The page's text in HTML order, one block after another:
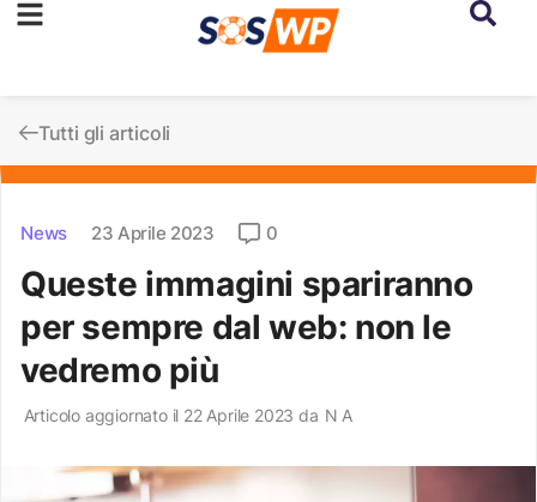
Tutti gli articoli
News 23 Aprile 2023 0
Queste immagini spariranno
per sempre dal web: non le
vedremo più
Articolo aggiornato il 22 Aprile 2023 da N A